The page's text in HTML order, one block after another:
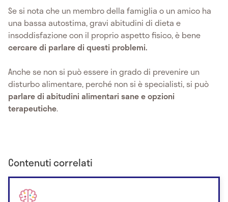
Se si nota che un membro della famiglia o un amico ha
una bassa autostima, gravi abitudini di dieta e
insoddisfazione con il proprio aspetto fisico, è bene
cercare di parlare di questi problemi.
Anche se non si può essere in grado di prevenire un
disturbo alimentare, perché non si è specialisti, si può
parlare di abitudini alimentari sane e opzioni
terapeutiche.
Contenuti correlati